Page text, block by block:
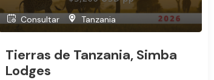
Consultar Tanzania
Tierras de Tanzania, Simba
Lodges